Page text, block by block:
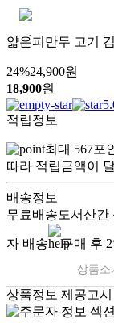
얇은피만두 고기
24%24,900원
18,900원
적립정보
최대 567포
따라 적립금액이
배송정보
무료배송도서산간
자 배송 구매 후
상품소
상품정보 제공고시